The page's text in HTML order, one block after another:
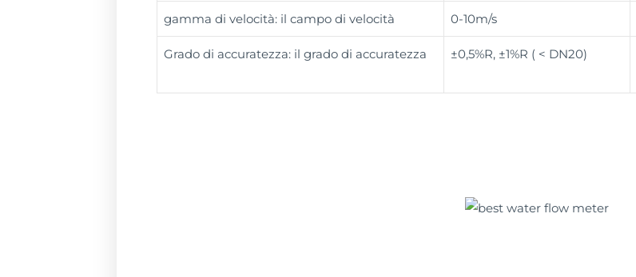
gamma di velocità: il campo di velocità 0-10m/s
Grado di accuratezza: il grado di accuratezza ±0,5%R, ±1%R ( < DN20)